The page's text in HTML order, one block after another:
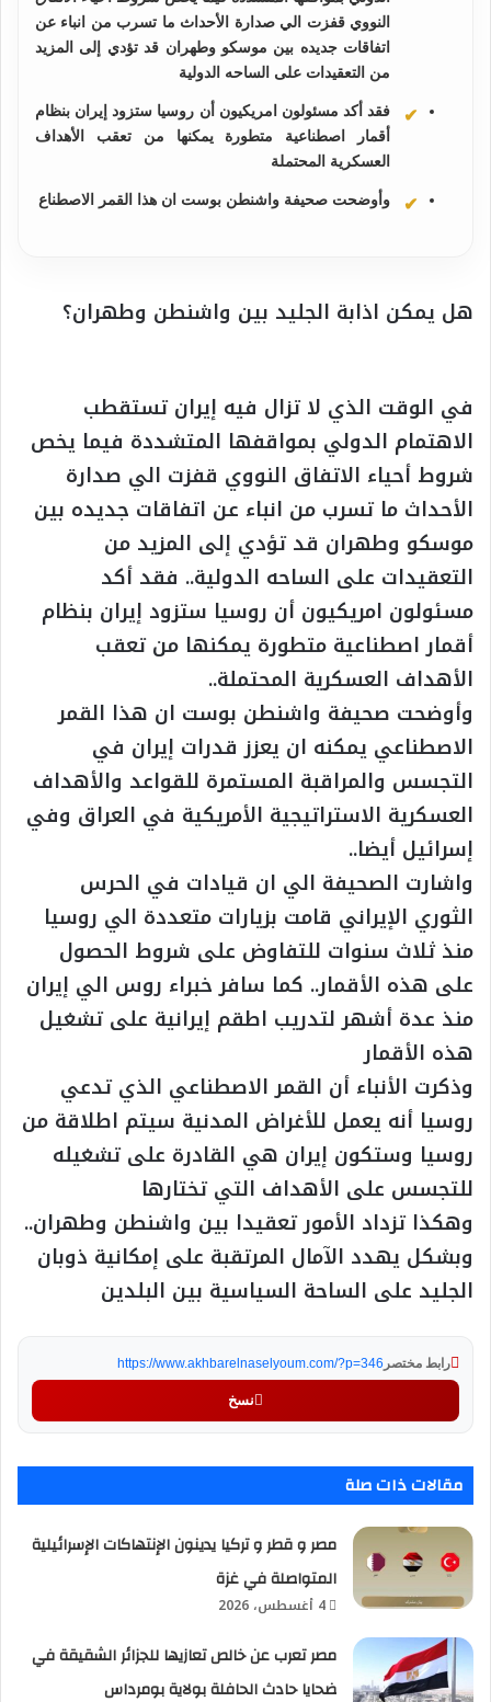
النووي قفزت الي صدارة الأحداث ما تسرب من انباء عن
اتفاقات جديده بين موسكو وطهران قد تؤدي إلى المزيد
من التعقيدات على الساحه الدولية
فقد أكد مسئولون امريكيون أن روسيا ستزود إيران بنظام
أقمار اصطناعية متطورة يمكنها من تعقب الأهداف
العسكرية المحتملة
وأوضحت صحيفة واشنطن بوست ان هذا القمر الاصطناع
هل يمكن اذابة الجليد بين واشنطن وطهران؟
في الوقت الذي لا تزال فيه إيران تستقطب
الاهتمام الدولي بمواقفها المتشددة فيما يخص
شروط أحياء الاتفاق النووي قفزت الي صدارة
الأحداث ما تسرب من انباء عن اتفاقات جديده بين
موسكو وطهران قد تؤدي إلى المزيد من
التعقيدات على الساحه الدولية.. فقد أكد
مسئولون امريكيون أن روسيا ستزود إيران بنظام
أقمار اصطناعية متطورة يمكنها من تعقب
الأهداف العسكرية المحتملة..
وأوضحت صحيفة واشنطن بوست ان هذا القمر
الاصطناعي يمكنه ان يعزز قدرات إيران في
التجسس والمراقبة المستمرة للقواعد والأهداف
العسكرية الاستراتيجية الأمريكية في العراق وفي
إسرائيل أيضا..
واشارت الصحيفة الي ان قيادات في الحرس
الثوري الإيراني قامت بزيارات متعددة الي روسيا
منذ ثلاث سنوات للتفاوض على شروط الحصول
على هذه الأقمار.. كما سافر خبراء روس الي إيران
منذ عدة أشهر لتدريب اطقم إيرانية على تشغيل
هذه الأقمار
وذكرت الأنباء أن القمر الاصطناعي الذي تدعي
روسيا أنه يعمل للأغراض المدنية سيتم اطلاقة من
روسيا وستكون إيران هي القادرة على تشغيله
للتجسس على الأهداف التي تختارها
وهكذا تزداد الأمور تعقيدا بين واشنطن وطهران..
وبشكل يهدد الآمال المرتقبة على إمكانية ذوبان
الجليد على الساحة السياسية بين البلدين
رابط مختصر https://www.akhbarelnaselyoum.com/?p=346
نسخ
مقالات ذات صلة
مصر و قطر و تركيا يدينون الإنتهاكات الإسرائيلية
المتواصلة في غزة
4 أغسطس، 2026
مصر تعرب عن خالص تعازيها للجزائر الشقيقة في
ضحايا حادث الحافلة بولاية بومرداس